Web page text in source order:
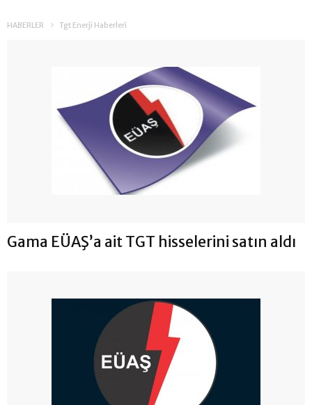
HABERLER Tgt Enerji Haberleri
Gama EÜAŞ’a ait TGT hisselerini satın aldı